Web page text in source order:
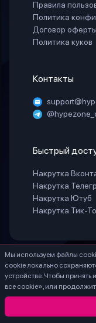
Мы используем файлы
cookie локально
устройстве. Чтобы
все cookie», или
Правила
Политика
Договор оферты
Политика куков
Контакты
Быстрый
Накрутка
Накрутка
Накрутка Ютуб
Накрутка Тик-
© 2025
ИП БЕЛАЯ СВЕТЛАНА
* – Meta Platforms Inc.